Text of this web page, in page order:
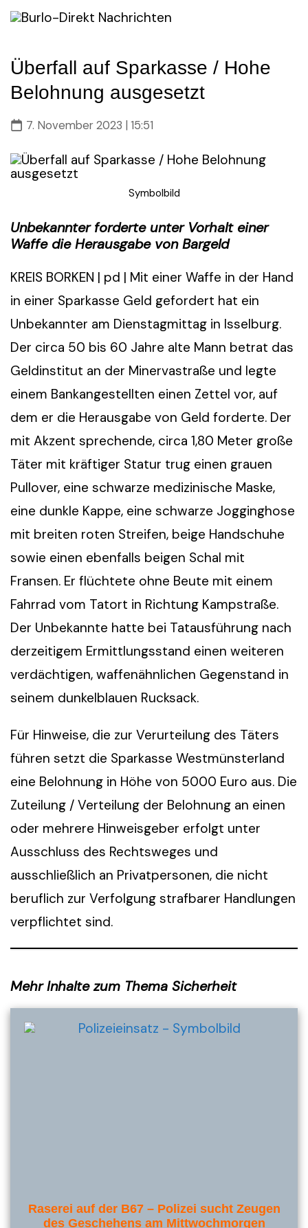
to
Überfall auf Sparkasse / Hohe
Belohnung ausgesetzt
7. November 2023 | 15:51
Symbolbild
Unbekannter forderte unter Vorhalt einer
Waffe die Herausgabe von Bargeld
KREIS BORKEN | pd | Mit einer Waffe in der Hand
in einer Sparkasse Geld gefordert hat ein
Unbekannter am Dienstagmittag in Isselburg.
Der circa 50 bis 60 Jahre alte Mann betrat das
Geldinstitut an der Minervastraße und legte
einem Bankangestellten einen Zettel vor, auf
dem er die Herausgabe von Geld forderte. Der
mit Akzent sprechende, circa 1,80 Meter große
Täter mit kräftiger Statur trug einen grauen
Pullover, eine schwarze medizinische Maske,
eine dunkle Kappe, eine schwarze Jogginghose
mit breiten roten Streifen, beige Handschuhe
sowie einen ebenfalls beigen Schal mit
Fransen. Er flüchtete ohne Beute mit einem
Fahrrad vom Tatort in Richtung Kampstraße.
Der Unbekannte hatte bei Tatausführung nach
derzeitigem Ermittlungsstand einen weiteren
verdächtigen, waffenähnlichen Gegenstand in
seinem dunkelblauen Rucksack.
Für Hinweise, die zur Verurteilung des Täters
führen setzt die Sparkasse Westmünsterland
eine Belohnung in Höhe von 5000 Euro aus. Die
Zuteilung / Verteilung der Belohnung an einen
oder mehrere Hinweisgeber erfolgt unter
Ausschluss des Rechtsweges und
ausschließlich an Privatpersonen, die nicht
beruflich zur Verfolgung strafbarer Handlungen
verpflichtet sind.
Mehr Inhalte zum Thema Sicherheit
Raserei auf der B67 – Polizei sucht Zeugen
des Geschehens am Mittwochmorgen